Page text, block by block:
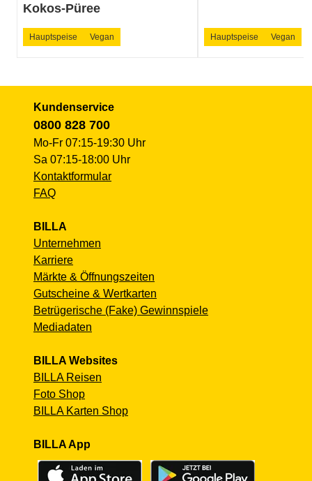
Kokos-Püree
Hauptspeise Vegan Hauptspeise Vegan
Kundenservice
0800 828 700
Mo-Fr 07:15-19:30 Uhr
Sa 07:15-18:00 Uhr
Kontaktformular
FAQ
BILLA
Unternehmen
Karriere
Märkte & Öffnungszeiten
Gutscheine & Wertkarten
Betrügerische (Fake) Gewinnspiele
Mediadaten
BILLA Websites
BILLA Reisen
Foto Shop
BILLA Karten Shop
BILLA App